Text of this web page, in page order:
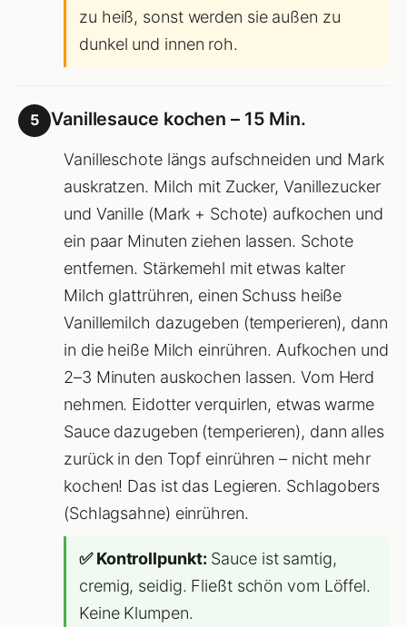
zu heiß, sonst werden sie außen zu
dunkel und innen roh.
5 Vanillesauce kochen – 15 Min.
Vanilleschote längs aufschneiden und Mark
auskratzen. Milch mit Zucker, Vanillezucker
und Vanille (Mark + Schote) aufkochen und
ein paar Minuten ziehen lassen. Schote
entfernen. Stärkemehl mit etwas kalter
Milch glattrühren, einen Schuss heiße
Vanillemilch dazugeben (temperieren), dann
in die heiße Milch einrühren. Aufkochen und
2–3 Minuten auskochen lassen. Vom Herd
nehmen. Eidotter verquirlen, etwas warme
Sauce dazugeben (temperieren), dann alles
zurück in den Topf einrühren – nicht mehr
kochen! Das ist das Legieren. Schlagobers
(Schlagsahne) einrühren.
✅ Kontrollpunkt: Sauce ist samtig,
cremig, seidig. Fließt schön vom Löffel.
Keine Klumpen.